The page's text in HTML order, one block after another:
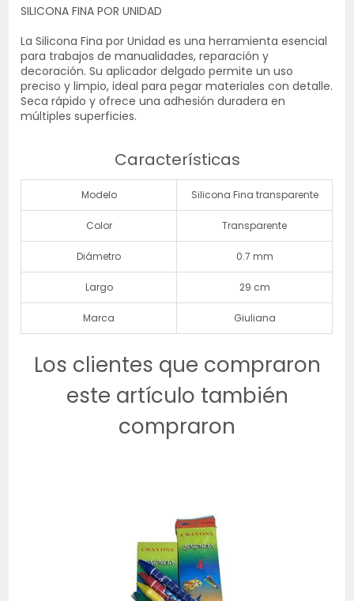
SILICONA FINA POR UNIDAD
La Silicona Fina por Unidad es una herramienta esencial
para trabajos de manualidades, reparación y
decoración. Su aplicador delgado permite un uso
preciso y limpio, ideal para pegar materiales con detalle.
Seca rápido y ofrece una adhesión duradera en
múltiples superficies.
Características
Modelo Silicona Fina transparente
Color Transparente
Diámetro 0.7 mm
Largo 29 cm
Marca Giuliana
Los clientes que compraron
este artículo también
compraron